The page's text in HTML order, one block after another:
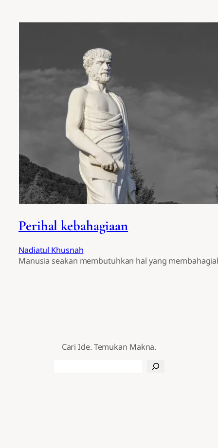
Perihal kebahagiaan
Nadiatul Khusnah
Manusia seakan membutuhkan hal yang
Cari Ide. Temukan Makna.